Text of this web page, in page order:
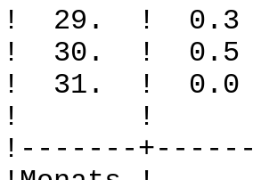
! 29. !
! 30. !
! 31. !
!
!-------